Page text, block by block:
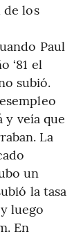
de los
Paul
‘81 el
subió.
y veía que
La
un
la tasa
luego
En